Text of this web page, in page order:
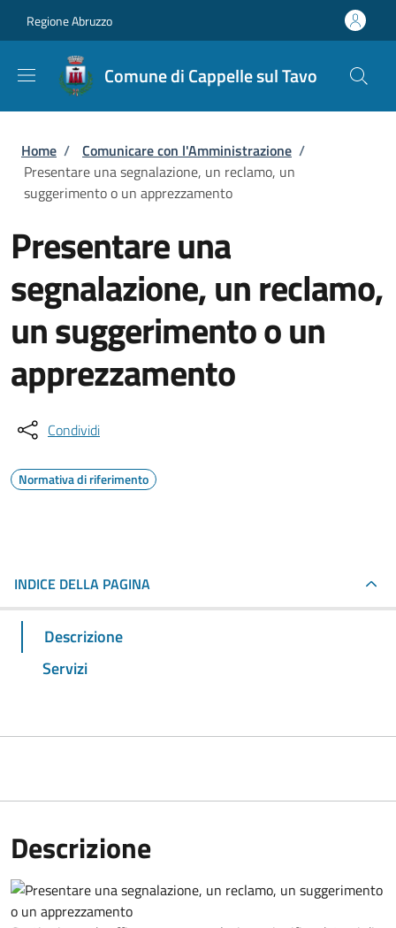
Regione Abruzzo
Comune di Cappelle sul Tavo
Briciole di pane
Home / Comunicare con l'Amministrazione /
Presentare una segnalazione, un reclamo, un
suggerimento o un apprezzamento
Presentare una
segnalazione, un reclamo,
un suggerimento o un
apprezzamento
Condividi
Normativa di riferimento
INDICE DELLA PAGINA
Descrizione
Servizi
Descrizione